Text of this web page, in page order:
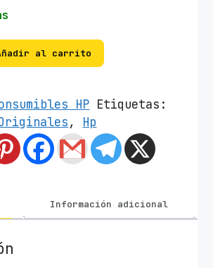
al carrito
HP Etiquetas:
, Hp
Información adicional